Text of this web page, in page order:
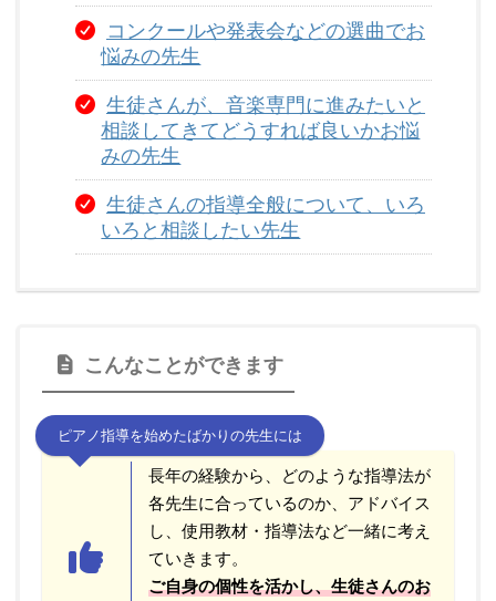
コンクールや発表会などの選曲でお
悩みの先生
生徒さんが、音楽専門に進みたいと
相談してきてどうすれば良いかお悩
みの先生
生徒さんの指導全般について、いろ
いろと相談したい先生
こんなことができます
ピアノ指導を始めたばかりの先生には
長年の経験から、どのような指導法が
各先生に合っているのか、アドバイス
し、使用教材・指導法など一緒に考え
ていきます。
ご自身の個性を活かし、生徒さんのお